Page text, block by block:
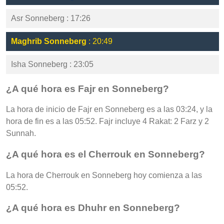
Asr Sonneberg : 17:26
Maghrib Sonneberg : 20:49
Isha Sonneberg : 23:05
¿A qué hora es Fajr en Sonneberg?
La hora de inicio de Fajr en Sonneberg es a las 03:24, y la
hora de fin es a las 05:52. Fajr incluye 4 Rakat: 2 Farz y 2
Sunnah.
¿A qué hora es el Cherrouk en Sonneberg?
La hora de Cherrouk en Sonneberg hoy comienza a las
05:52.
¿A qué hora es Dhuhr en Sonneberg?